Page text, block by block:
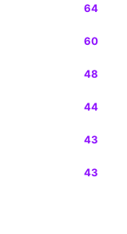
64
60
48
44
43
43